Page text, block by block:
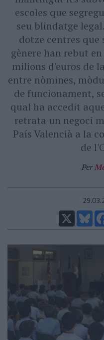
escoles que
seu blindatge
dotze centres que
gènere han rebut
milions d'euros de
entre nòmines,
de funcionament,
qual ha accedit
retrata un negoci
País Valencià a la
de
Per
X